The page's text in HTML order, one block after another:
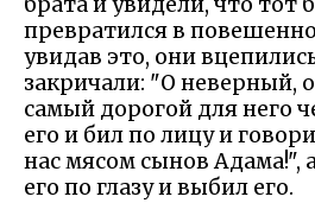
превратился в
увидав это, они
закричали: "О неверный,
самый дорогой для него
его и бил по лицу и
нас мясом сынов Адама!",
его по глазу и выбил его.